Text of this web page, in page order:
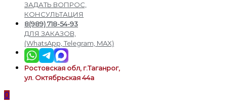
подсветки
ЗАДАТЬ ВОПРОС,
КОНСУЛЬТАЦИЯ
8(989) 718-54-93
ДЛЯ ЗАКАЗОВ,
(WhatsApp, Telegram, MAX)
Ростовская обл, г.Таганрог,
ул. Октябрьская 44а
0